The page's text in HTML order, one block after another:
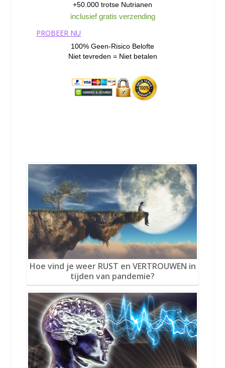
+50.000 trotse Nutrianen
inclusief gratis verzending
PROBEER NU
100% Geen-Risico Belofte
Niet tevreden = Niet betalen
Hoe vind je weer RUST en VERTROUWEN in
tijden van pandemie?